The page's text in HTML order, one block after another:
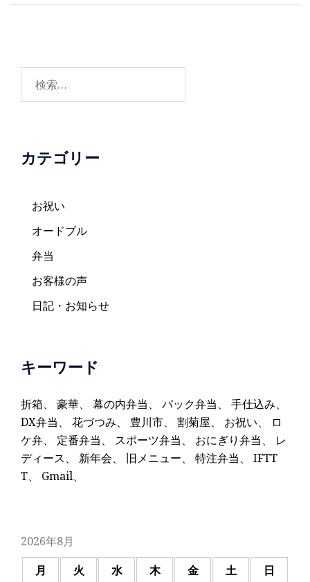
ナ
ー
ョ
カテゴリー
お祝い
オードブル
弁当
お客様の声
日記・お知らせ
キーワード
折箱、 豪華、 幕の内弁当、 パック弁当、 手仕込み、
DX弁当、 花づつみ、 豊川市、 割菊屋、 お祝い、
ロ
ケ弁、 定番弁当、 スポーツ弁当、 おにぎり弁当、 レ
ディース、 新年会、 旧メニュー、 特注弁当、 IFTT
T、 Gmail、
2026年8月
月
火 水 木 金 土
日